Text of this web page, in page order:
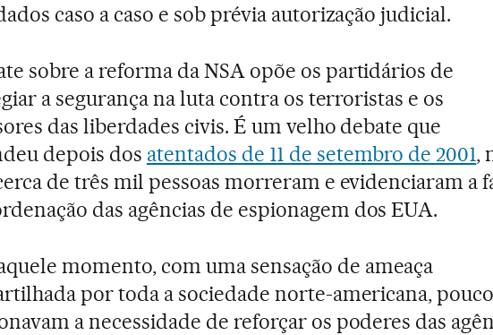
caso a caso e sob prévia autorização judicial.
sobre a reforma da NSA opõe os partidários de
a segurança na luta contra os terroristas e os
das liberdades civis. É um velho debate que
depois dos atentados de 11 de setembro de 2001,
de três mil pessoas morreram e evidenciaram a
das agências de espionagem dos EUA.
momento, com uma sensação de ameaça
por toda a sociedade norte-americana,
a necessidade de reforçar os poderes das